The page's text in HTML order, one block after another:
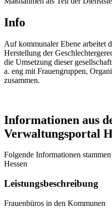
Info
Auf kommunaler Ebene arbeitet
Herstellung der
die Umsetzung dieser
a. eng mit Frauengruppen,
zusammen.
Informationen aus
Verwaltungsportal
Folgende Informationen
Hessen
Leistungsbeschreibung
Frauenbüros in den Kommunen